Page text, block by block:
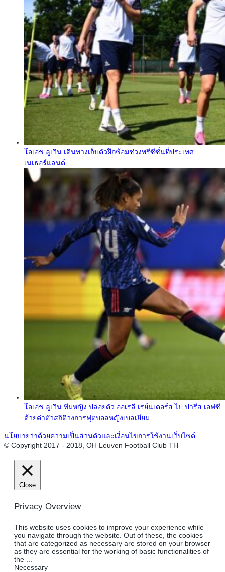
โอเอช ลูเวิน เดินทางเก็บตัวฝึกซ้อมช่วงพรีซีซั่นที่ประเทศ
เนเธอร์แลนด์
โอเอช ลูเวิน ทีมหญิง ปล่อยตัว ออเรลี เรย์นเดอร์ส ไป ปารีส เอฟซี
ด้วยค่าตัวสถิติวงการฟุตบอลหญิงเบลเยียม
นโยบายว่าด้วยความเป็นส่วนตัวและเงื่อนไขการใช้งานเว็บไซต์
© Copyright 2017 - 2018, OH Leuven Football Club TH
Close
Privacy Overview
This website uses cookies to improve your experience while
you navigate through the website. Out of these, the cookies
that are categorized as necessary are stored on your browser
as they are essential for the working of basic functionalities of
the
Necessary